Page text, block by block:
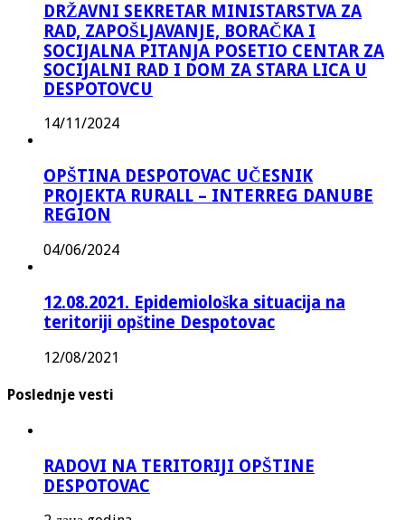
DRŽAVNI SEKRETAR MINISTARSTVA ZA
RAD, ZAPOŠLJAVANJE, BORAČKA I
SOCIJALNA PITANJA POSETIO CENTAR ZA
SOCIJALNI RAD I DOM ZA STARA LICA U
DESPOTOVCU
14/11/2024
OPŠTINA DESPOTOVAC UČESNIK
PROJEKTA RURALL – INTERREG DANUBE
REGION
04/06/2024
12.08.2021. Epidemiološka situacija na
teritoriji opštine Despotovac
12/08/2021
Poslednje vesti
RADOVI NA TERITORIJI OPŠTINE
DESPOTOVAC